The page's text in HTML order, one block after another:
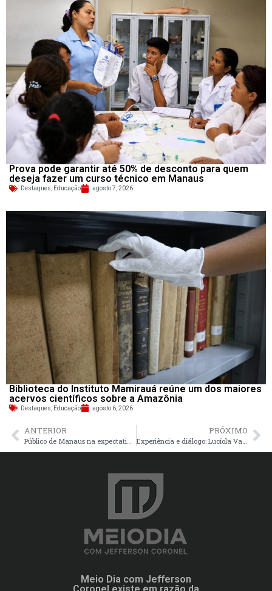
Prova pode garantir até 50% de desconto para quem
deseja fazer um curso técnico em Manaus
Destaques, Educação agosto 7, 2026
Biblioteca do Instituto Mamirauá reúne um dos maiores
acervos científicos sobre a Amazônia
Destaques Educação agosto 6, 2026
ANTERIOR PRÓXIMO
Meio Dia com Jefferson